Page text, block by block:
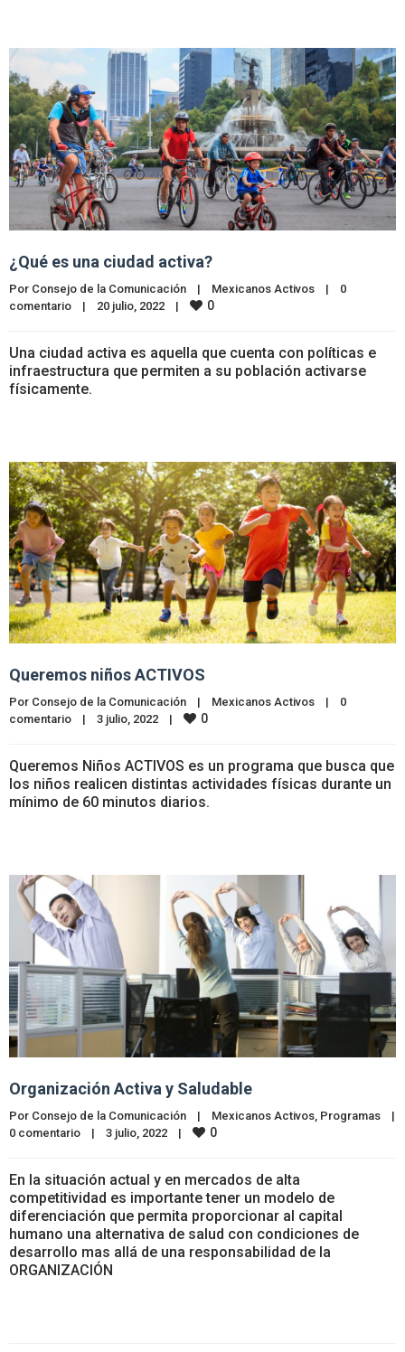
¿Qué es una ciudad activa?
Por Consejo de la Comunicación | Mexicanos Activos |
0
comentario
| 20 julio, 2022 | 0
Una ciudad activa es aquella que cuenta con políticas e
infraestructura que permiten a su población activarse
físicamente.
Queremos niños ACTIVOS
Por Consejo de la Comunicación | Mexicanos Activos |
0
comentario
| 3 julio, 2022 | 0
Queremos Niños ACTIVOS es un programa que busca que
los niños realicen distintas actividades físicas durante un
mínimo de 60 minutos diarios.
Organización Activa y Saludable
Por Consejo de la Comunicación | Mexicanos Activos Programas
|
0 comentario
| 3 julio, 2022 | 0
En la situación actual y en mercados de alta
competitividad es importante tener un modelo de
diferenciación que permita proporcionar al capital
humano una alternativa de salud con condiciones de
desarrollo mas allá de una responsabilidad de la
ORGANIZACIÓN